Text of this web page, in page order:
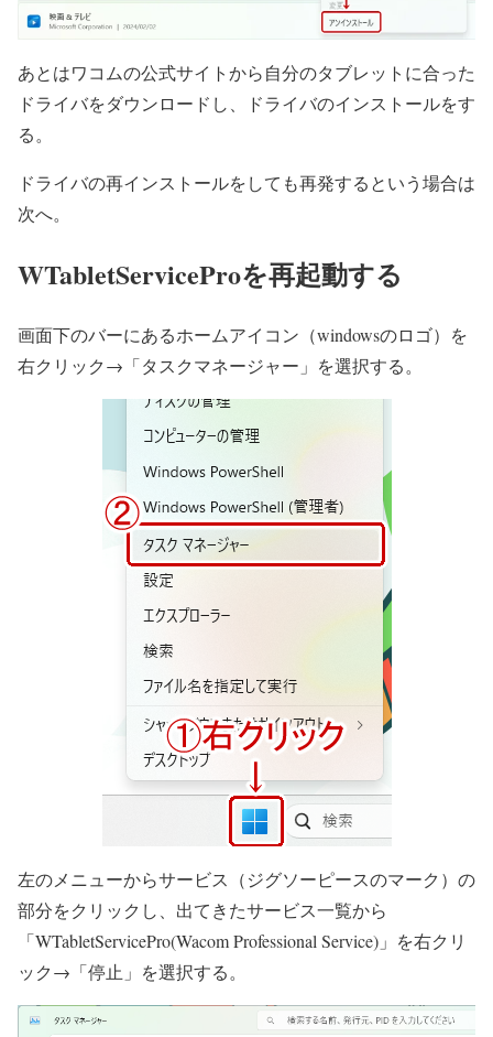
あとはワコムの公式サイトから自分のタブレットに合った
ドライバをダウンロードし、ドライバのインストールをす
る。
ドライバの再インストールをしても再発するという場合は
次へ。
WTabletServiceProを再起動する
画面下のバーにあるホームアイコン（windowsのロゴ）を
右クリック→「タスクマネージャー」を選択する。
左のメニューからサービス（ジグソーピースのマーク）の
部分をクリックし、出てきたサービス一覧から
「WTabletServicePro(Wacom Professional Service)」を右クリ
ック→「停止」を選択する。